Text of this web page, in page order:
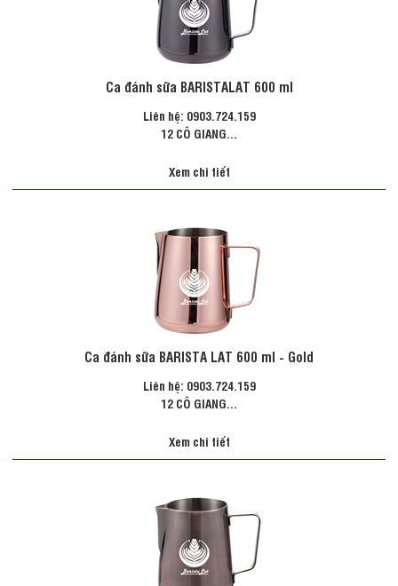
Ca đánh sữa BARISTALAT 600 ml
Liên hệ: 0903.724.159
12 CÔ GIANG...
Xem chi tiết
Ca đánh sữa BARISTA LAT 600 ml - Gold
Liên hệ: 0903.724.159
12 CÔ GIANG...
Xem chi tiết